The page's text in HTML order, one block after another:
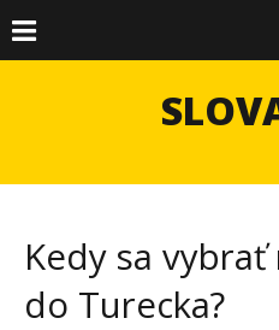
Kedy sa
do Turecka?